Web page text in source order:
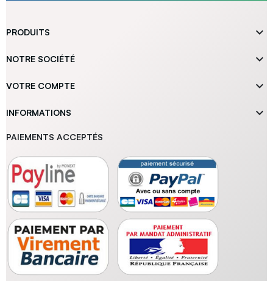
PRODUITS 
NOTRE SOCIÉTÉ 
VOTRE COMPTE 
INFORMATIONS 
PAIEMENTS ACCEPTÉS